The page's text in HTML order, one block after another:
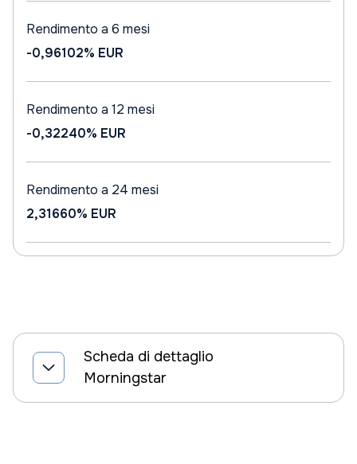
Rendimento a 6 mesi
-0,96102% EUR
Rendimento a 12 mesi
-0,32240% EUR
Rendimento a 24 mesi
2,31660% EUR
Scheda di dettaglio
Morningstar